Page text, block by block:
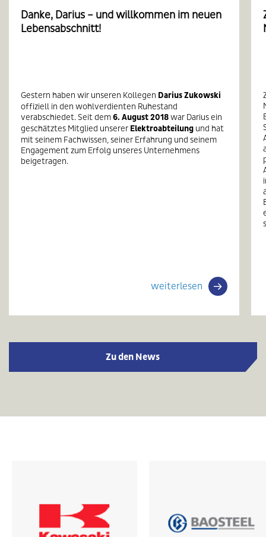
Danke, Darius – und willkommen im neuen
Lebensabschnitt!
Gestern haben wir unseren Kollegen Darius Zukowski
offiziell in den wohlverdienten Ruhestand
verabschiedet. Seit dem6. August 2018war Darius ein
geschätztes Mitglied unserer Elektroabteilung und hat
mit seinem Fachwissen, seiner Erfahrung und seinem
Engagement zum Erfolg unseres Unternehmens
beigetragen.
weiterlesen
Zu den News